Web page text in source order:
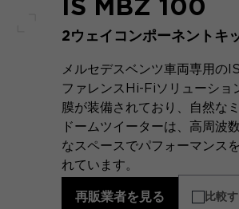
フルスクリーン
IS MBZ 100
2ウェイコンポーネントキ
メルセデスベンツ車両専用
ファレンスHi-Fiソリューショ
膜が装備されており、自然な
ドームツイーターは、高周波
なスペースでパフォーマンス
れています。
再販業者を見る 比較